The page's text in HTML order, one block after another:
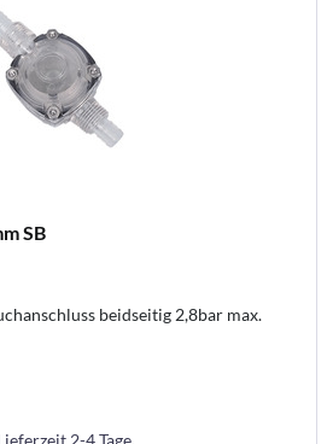
SB
beidseitig 2,8bar max.
2-4 Tage.